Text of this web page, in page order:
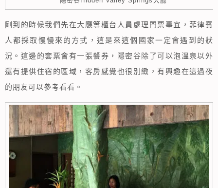
剛到的時候我們先在大廳等櫃台人員處理門票事宜，菲律賓
人都採取慢慢來的方式，這是來這個國家一定會遇到的狀
況。這邊的套票會有一張餐券，隱密谷除了可以泡溫泉以外
還有提供住宿的區域，客房感覺也很別緻，有興趣在這過夜
的朋友可以參考看看。